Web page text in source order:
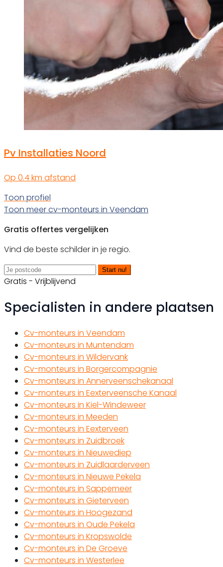
Pv Installaties Noord
Op 0.4 km afstand
Toon profiel
Toon meer cv-monteurs in Veendam
Gratis offertes vergelijken
Vind de beste schilder in je regio.
Start nu!
Gratis - Vrijblijvend
Specialisten in andere plaatsen
Cv-monteurs in Veendam
Cv-monteurs in Muntendam
Cv-monteurs in Wildervank
Cv-monteurs in Borgercompagnie
Cv-monteurs in Annerveenschekanaal
Cv-monteurs in Eexterveensche Kanaal
Cv-monteurs in Kiel-Windeweer
Cv-monteurs in Meeden
Cv-monteurs in Eexterveen
Cv-monteurs in Zuidbroek
Cv-monteurs in Nieuwediep
Cv-monteurs in Zuidlaarderveen
Cv-monteurs in Nieuwe Pekela
Cv-monteurs in Sappemeer
Cv-monteurs in Gieterveen
Cv-monteurs in Hoogezand
Cv-monteurs in Oude Pekela
Cv-monteurs in Kropswolde
Cv-monteurs in De Groeve
Cv-monteurs in Westerlee